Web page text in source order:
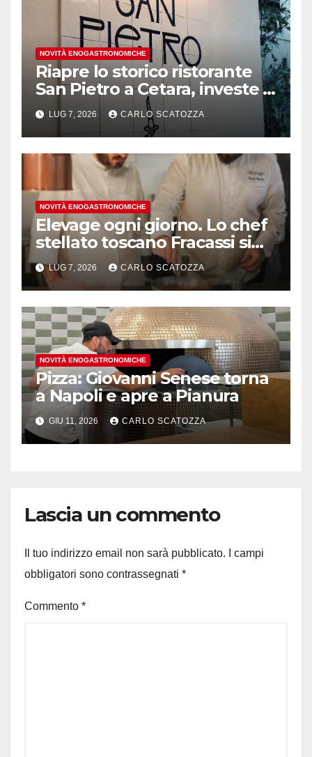
NOVITÀ ENOGASTRONOMICHE
Riapre lo storico ristorante
San Pietro a Cetara, investe il
gruppo Armatore
LUG 7, 2026 CARLO SCATOZZA
NOVITÀ ENOGASTRONOMICHE
Elevage ogni giorno. Lo chef
stellato toscano Fracassi si
trasferisce a Trentola
Ducenta
LUG 7, 2026 CARLO SCATOZZA
NOVITÀ ENOGASTRONOMICHE
Pizza: Giovanni Senese torna
a Napoli e apre a Pianura
GIU 11, 2026 CARLO SCATOZZA
Lascia un commento
Il tuo indirizzo email non sarà pubblicato.
I campi
obbligatori sono contrassegnati *
Commento *